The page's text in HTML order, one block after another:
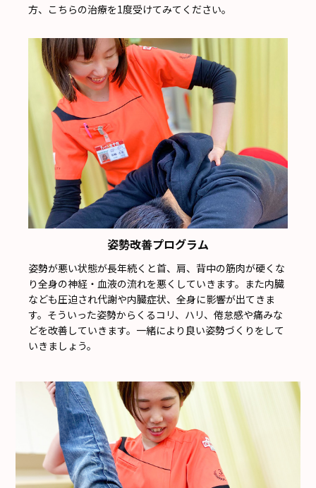
方、こちらの治療を1度受けてみてください。
姿勢改善プログラム
姿勢が悪い状態が長年続くと首、肩、背中の筋肉が硬くな
り全身の神経・血液の流れを悪くしていきます。また内臓
なども圧迫され代謝や内臓症状、全身に影響が出てきま
す。そういった姿勢からくるコリ、ハリ、倦怠感や痛みな
どを改善していきます。一緒により良い姿勢づくりをして
いきましょう。